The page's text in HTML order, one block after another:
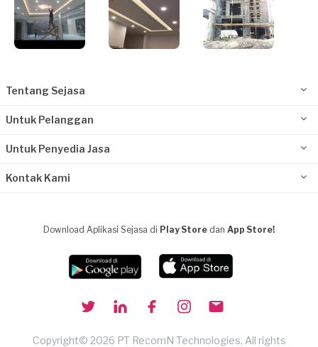
Tentang Sejasa
Untuk Pelanggan
Untuk Penyedia Jasa
Kontak Kami
Download Aplikasi Sejasa di Play Store dan App Store!
Copyright© 2026 PT RecomN Technologies, All rights